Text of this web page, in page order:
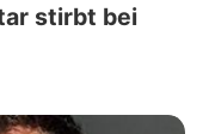
stirbt bei